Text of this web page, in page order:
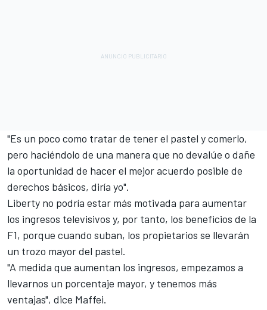
"Es un poco como tratar de tener el pastel y comerlo,
pero haciéndolo de una manera que no devalúe o dañe
la oportunidad de hacer el mejor acuerdo posible de
derechos básicos, diría yo".
Liberty no podría estar más motivada para aumentar
los ingresos televisivos y, por tanto, los beneficios de la
F1, porque cuando suban, los propietarios se llevarán
un trozo mayor del pastel.
"A medida que aumentan los ingresos, empezamos a
llevarnos un porcentaje mayor, y tenemos más
ventajas", dice Maffei.